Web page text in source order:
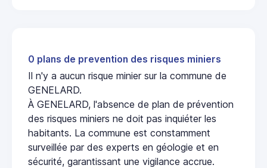
0 plans de prevention des risques miniers
Il n'y a aucun risque minier sur la commune de
GENELARD.
À GENELARD, l'absence de plan de prévention
des risques miniers ne doit pas inquiéter les
habitants. La commune est constamment
surveillée par des experts en géologie et en
sécurité, garantissant une vigilance accrue.